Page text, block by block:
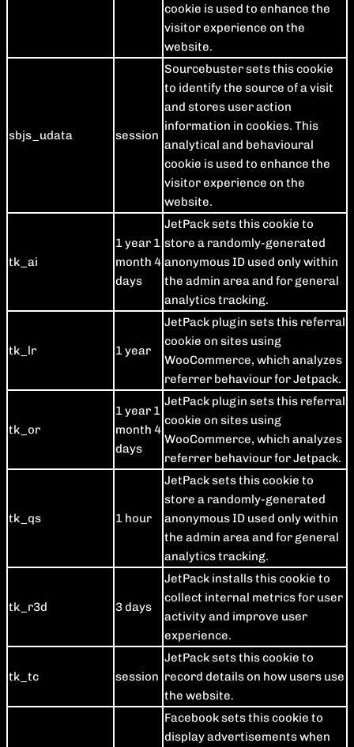
cookie is used to enhance the
visitor experience on the
website.
sbjs_udata session
Sourcebuster sets this cookie
to identify the source of a visit
and stores user action
information in cookies. This
analytical and behavioural
cookie is used to enhance the
visitor experience on the
website.
tk_ai
1 year 1
month 4
days
JetPack sets this cookie to
store a randomly-generated
anonymous ID used only within
the admin area and for general
analytics tracking.
tk_lr 1 year
JetPack plugin sets this referral
cookie on sites using
WooCommerce, which analyzes
referrer behaviour for Jetpack.
tk_or
1 year 1
month 4
days
JetPack plugin sets this referral
cookie on sites using
WooCommerce, which analyzes
referrer behaviour for Jetpack.
tk_qs 1 hour
JetPack sets this cookie to
store a randomly-generated
anonymous ID used only within
the admin area and for general
analytics tracking.
tk_r3d 3 days
JetPack installs this cookie to
collect internal metrics for user
activity and improve user
experience.
tk_tc session
JetPack sets this cookie to
record details on how users use
the website.
Facebook sets this cookie to
display advertisements when